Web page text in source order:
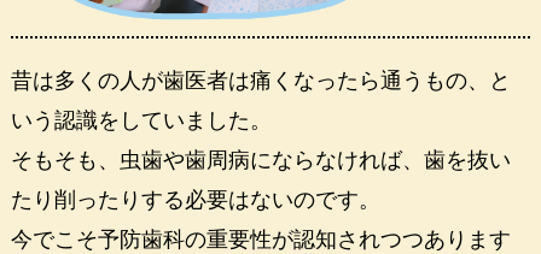
昔は多くの人が歯医者は痛くなったら通うもの、と
いう認識をしていました。
そもそも、虫歯や歯周病にならなければ、歯を抜い
たり削ったりする必要はないのです。
今でこそ予防歯科の重要性が認知されつつあります